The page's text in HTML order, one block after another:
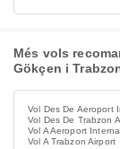
Més vols
Gökçen i
Vol Des De Aeroport
Vol Des De Trabzon
Vol A Aeroport
Vol A Trabzon Airport